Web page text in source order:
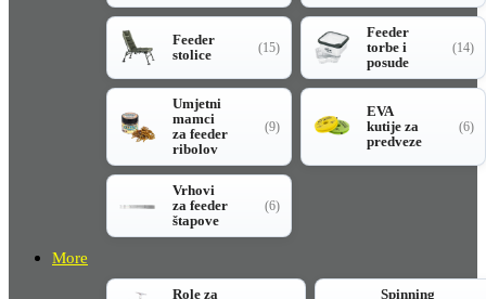
Feeder
stolice
(15)
Feeder
torbe i
posude
(14)
Umjetni
mamci
za feeder
ribolov
(9)
EVA
kutije za
predveze
(6)
Vrhovi
za feeder
štapove
(6)
More
Role za
Spinning